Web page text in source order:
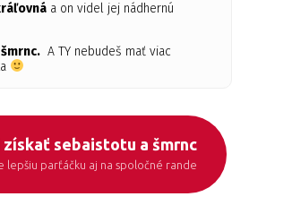
a on videl jej nádhernú
A TY nebudeš mať viac
získať sebaistotu a šmrnc
lepšiu parťáčku aj na spoločné rande